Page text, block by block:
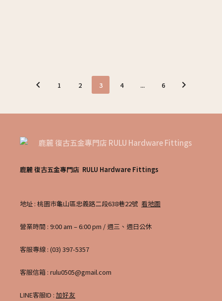
keyboard_arrow_left 1 2 3 4 ... 6 keyboard_arrow_right
鹿麓 復古五金專門店 RULU Hardware Fittings
地址 : 桃園市龜山區忠義路二段638巷22號 看地圖
營業時間 : 9:00 am – 6:00 pm / 週三、週日公休
客服專線 : (03) 397-5357
客服信箱 : rulu0505@gmail.com
LINE客服ID : 加好友